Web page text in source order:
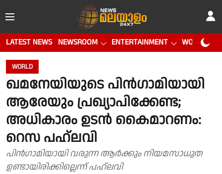
LATEST NEWS NEWSROOM ENTERTAINMENT WORLD CUP
WORLD
ഖമനേയിയുടെ പിന്‍ഗാമിയായി
ആരേയും പ്രഖ്യാപിക്കേണ്ട;
അധികാരം ഉടന്‍ കൈമാറണം:
റെസ പഹ്ലവി
പിന്‍ഗാമിയായി വരുന്ന ആര്‍ക്കും നിയമസാധുത
ഉണ്ടായിരിക്കില്ലെന്ന് പഹ്ലവി